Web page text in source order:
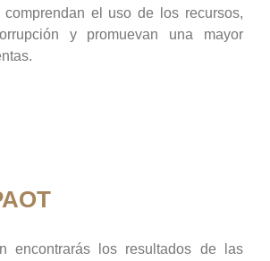
el uso de los recursos,
y promuevan una mayor
encontrarás los resultados de las